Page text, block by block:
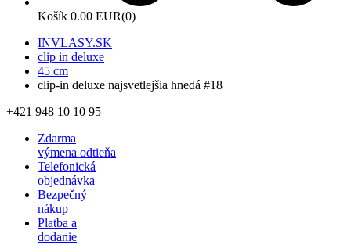
Košík 0.00 EUR(0)
INVLASY.SK
clip in deluxe
45 cm
clip-in deluxe najsvetlejšia hnedá #18
+421 948 10 10 95
Zdarma
výmena odtieňa
Telefonická
objednávka
Bezpečný
nákup
Platba a
dodanie